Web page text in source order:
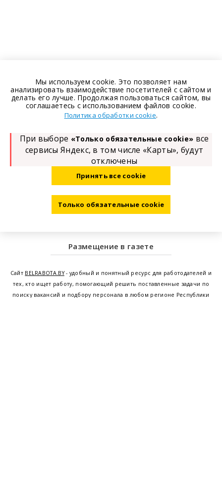
Размещение в газете
Сайт BELRABOTA.BY- удобный и понятный ресурс для работодателей и
тех, кто ищет работу, помогающий решить поставленные задачи по
поиску вакансий и подбору персонала в любом регионе Республики
Мы используем cookie. Это позволяет нам
анализировать взаимодействие посетителей с сайтом и
делать его лучше. Продолжая пользоваться сайтом, вы
соглашаетесь с использованием файлов cookie.
Политика обработки cookie.
При выборе «Только обязательные cookie» все
сервисы Яндекс, в том числе «Карты», будут
отключены
Принять все cookie
Только обязательные cookie